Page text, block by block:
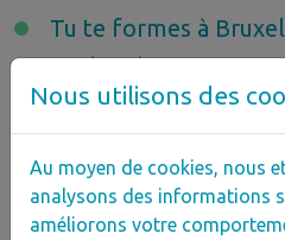
Tu te formes à
sur la prime
sur la prime
Nous utilisons des
Au moyen de cookies, nous
analysons des informations
améliorons votre